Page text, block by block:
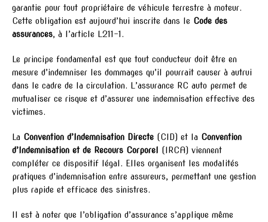
garantie pour tout propriétaire de véhicule terrestre à moteur.
Cette obligation est aujourd’hui inscrite dans le Code des
assurances, à l’article L211-1.
Le principe fondamental est que tout conducteur doit être en
mesure d’indemniser les dommages qu’il pourrait causer à autrui
dans le cadre de la circulation. L’assurance RC auto permet de
mutualiser ce risque et d’assurer une indemnisation effective des
victimes.
La Convention d’Indemnisation Directe (CID) et la Convention
d’Indemnisation et de Recours Corporel
(IRCA) viennent
compléter ce dispositif légal. Elles organisent les modalités
pratiques d’indemnisation entre assureurs, permettant une gestion
plus rapide et efficace des sinistres.
Il est à noter que l’obligation d’assurance s’applique même